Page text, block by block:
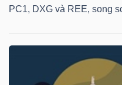
PC1, DXG và REE, song